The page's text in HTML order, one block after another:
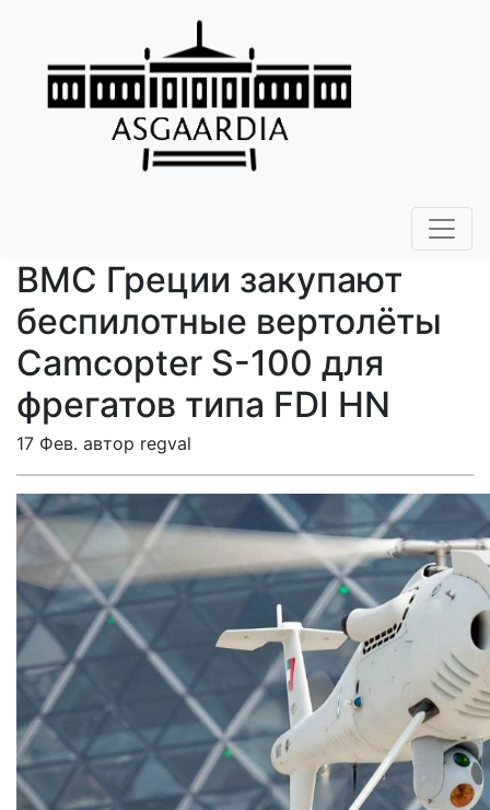
ВМС Греции закупают
беспилотные вертолёты
Camcopter S-100 для
фрегатов типа FDI HN
17 Фев. автор regval